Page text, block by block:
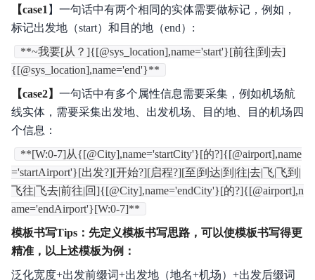
【case1 】一句话中有两个相同的实体需要做标记，例如，
标记出发地（start）和目的地（end）:
**~我要[从？]{[@sys_location],name='start'}[前往|到|去]
{[@sys_location],name='end'}**
【case2】 一句话中有多个属性信息需要采集，例如机场航
线实体，需要采集出发地、出发机场、目的地、目的机场四
个信息：
**[W:0-7]从{[@City],name='startCity'}[的?]{[@airport],name
='startAirport'}[出发?][开始?][启程?][至|到达|到|往|去|飞|飞到|
飞往|飞去|前往|回]{[@City],name='endCity'}[的?]{[@airport],n
ame='endAirport'}[W:0-7]**
模板书写Tips：先定义模板书写思路，可以使模板书写得更
精准，以上述模板为例：
泛化宽度+出发前缀词+出发地（地名+机场）+出发后缀词